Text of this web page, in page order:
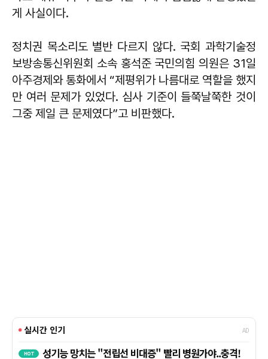
게 사실이다.
정치권 목소리도 별반 다르지 않다. 국회 과학기술정
보방송통신위원회 소속 홍석준 국민의힘 의원은 31일
아주경제와 통화에서 “제평위가 나름대로 역할을 했지
만 여러 문제가 있었다. 심사 기준이 들쭉날쭉한 것이
그중 제일 큰 문제였다”고 비판했다.